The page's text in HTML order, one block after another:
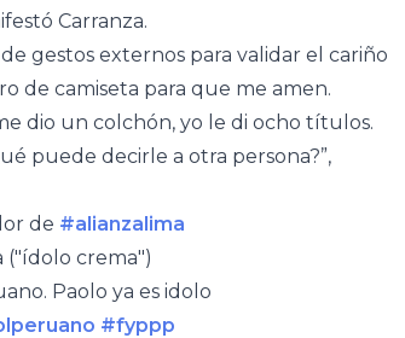
Carranza.
gestos externos para validar el cariño
de camiseta para que me amen.
dio un colchón, yo le di ocho títulos.
puede decirle a otra persona?”,
de #alianzalima
("ídolo crema")
Paolo ya es idolo
#fyppp